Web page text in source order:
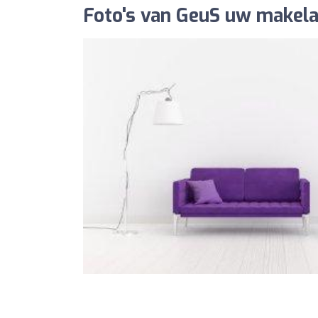
Foto's van GeuS uw